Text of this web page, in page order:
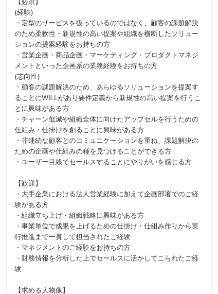
(経験)
・定型のサービスを扱っているのではなく、顧客の課題解決
のため柔軟性・新規性の高い提案や組織を横断したソリュー
ションの提案経験をお持ちの方
・営業企画・商品企画・マーケティング・プロダクトマネジ
メントといった企画系の業務経験をお持ちの方
(志向性)
・顧客の課題解決のため、あらゆるソリューションを提案す
ることにWILLがあり要件定義から新規性の高い提案を行うこ
とに興味がある方
・チャーン低減や組織全体に向けたアップセルを行うための
仕組み・仕掛けを創ることに興味がある方
・非連続な顧客とのコミュニケーションを重ね、課題解決の
ための企画や仕組みの種を見つけることができる方
・ユーザー目線でセールスすることにやりがいを感じる方
【歓迎】
・大手企業における法人営業経験に加えて企画部署でのご経
験がある方
・組織立ち上げ・組織戦略に興味がある方
・事業単位で成果を上げるための仕掛け・仕組み作りから実
行推進まで一貫して担当されたご経験
・マネジメントのご経験をお持ちの方
・財務情報を分析した上でセールスに活かしてこられたご経
験
【求める人物像】